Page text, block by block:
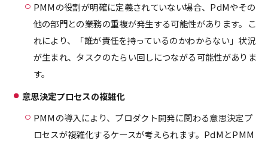
PMMの役割が明確に定義されていない場合、PdMやその
他の部門との業務の重複が発生する可能性があります。こ
れにより、「誰が責任を持っているのかわからない」状況
が生まれ、タスクのたらい回しにつながる可能性がありま
す。
意思決定プロセスの複雑化
PMMの導入により、プロダクト開発に関わる意思決定プ
ロセスが複雑化するケースが考えられます。PdMとPMM